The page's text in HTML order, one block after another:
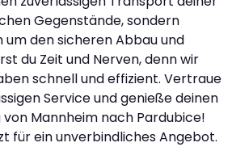
Gegenstände, sondern
um den sicheren Abbau und
du Zeit und Nerven, denn wir
schnell und effizient. Vertraue
Service und genieße deinen
Mannheim nach Pardubice!
für ein unverbindliches Angebot.